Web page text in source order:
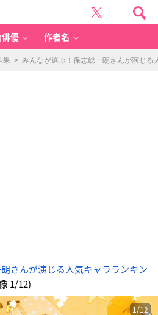
俳優 作者名
果 > みんなが選ぶ！保志総一朗さんが演じ
さんが演じる人気キャラランキン
1/12)
1/12